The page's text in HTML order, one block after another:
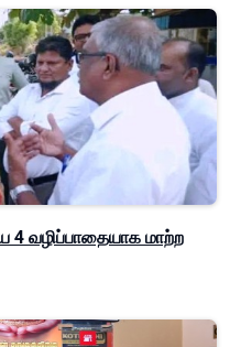
வழிப்பாதையாக மாற்ற